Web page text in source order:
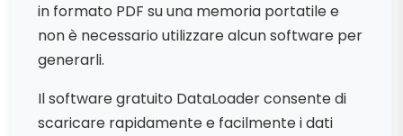
in formato PDF su una memoria portatile e
non è necessario utilizzare alcun software per
generarli.
Il software gratuito DataLoader consente di
scaricare rapidamente e facilmente i dati